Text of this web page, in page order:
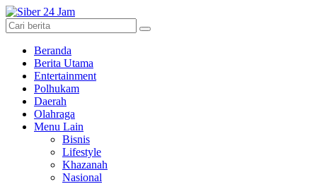
Beranda
Berita Utama
Entertainment
Polhukam
Daerah
Olahraga
Menu Lain
Bisnis
Lifestyle
Khazanah
Nasional